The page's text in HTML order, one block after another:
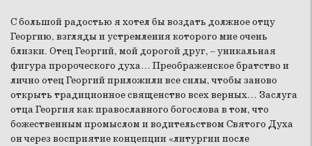
С большой радостью я хотел бы воздать должное отцу
Георгию, взгляды и устремления которого мне очень
близки. Отец Георгий, мой дорогой друг, – уникальная
фигура пророческого духа… Преображенское братство и
лично отец Георгий приложили все силы, чтобы заново
открыть традиционное священство всех верных… Заслуга
отца Георгия как православного богослова в том, что
божественным промыслом и водительством Святого Духа
он через восприятие концепции «литургии после